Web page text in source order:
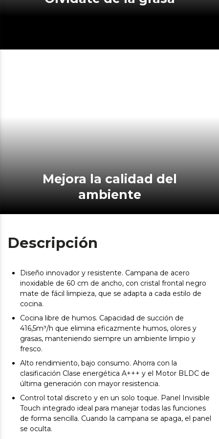
Mejora la calidad del
ambiente
Descripción
Diseño innovador y resistente. Campana de acero
inoxidable de 60 cm de ancho, con cristal frontal negro
mate de fácil limpieza, que se adapta a cada estilo de
cocina.
Cocina libre de humos. Capacidad de succión de
416,5m³/h que elimina eficazmente humos, olores y
grasas, manteniendo siempre un ambiente limpio y
fresco.
Alto rendimiento, bajo consumo. Ahorra con la
clasificación Clase energética A+++ y el Motor BLDC de
última generación con mayor resistencia.
Control total discreto y en un solo toque. Panel Invisible
Touch integrado ideal para manejar todas las funciones
de forma sencilla. Cuando la campana se apaga, el panel
se oculta.